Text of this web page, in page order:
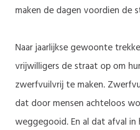
maken de dagen voordien de
Naar jaarlijkse gewoonte
vrijwilligers de straat op om
zwerfvuilvrij te maken.
dat door mensen achteloos
weggegooid. En al dat afval